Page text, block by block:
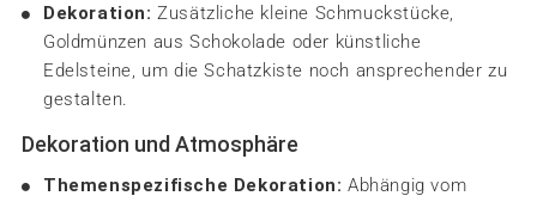
Dekoration: Zusätzliche kleine Schmuckstücke,
Goldmünzen aus Schokolade oder künstliche
Edelsteine, um die Schatzkiste noch ansprechender zu
gestalten.
Dekoration und Atmosphäre
Themenspezifische Dekoration: Abhängig vom